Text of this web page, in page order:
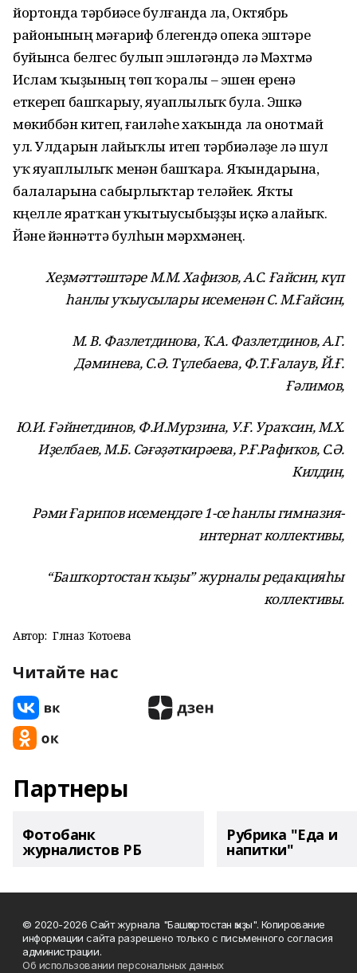
йортонда тәрбиәсе булғанда ла, Октябрь
районының мәғариф бүлегендә опека эштәре
буйынса белгес булып эшләгәндә лә Мәхтүмә
Ислам ҡыҙының төп ҡоралы – эшен еренә
еткереп башҡарыу, яуаплылыҡ була. Эшкә
мөкиббән китеп, ғаиләһе хаҡында ла онотмай
ул. Улдарын лайыҡлы итеп тәрбиәләүҙе лә шул
уҡ яуаплылыҡ менән башҡара. Яҡындарына,
балаларына сабырлыҡтар теләйек. Яҡты
күңелле яратҡан уҡытыусыбыҙҙы иҫкә алайыҡ.
Йәне йәннәттә булһын мәрхүмәнең.
Хеҙмәттәштәре М.М. Хафизов, А.С. Ғайсин, күп
һанлы уҡыусылары исеменән С. М.Ғайсин,
М. В. Фазлетдинова, Ҡ.А. Фазлетдинов,А.Г.
Дәминева, С.Ә. Түлебаева, Ф.Т.Ғалаув, Й.Ғ.
Ғәлимов,
Ю.И. Ғәйнетдинов, Ф.И.Мурзина, У.Ғ. Ураҡсин, М.Х.
Иҙелбаев,М.Б. Сәғәҙәткирәева, Р.Ғ.Рафиҡов, С.Ә.
Килдин,
Рәми Ғарипов исемендәге 1-се һанлы гимназия-
интернат коллективы,
“Башҡортостан ҡыҙы” журналы редакцияһы
коллективы.
Автор: Гөлназ Ҡотоева
Читайте нас
Партнеры
Фотобанк
журналистов РБ
Рубрика "Еда и
напитки"
© 2020-2026 Сайт журнала "Башҡортостан ҡыҙы". Копирование
информации сайта разрешено только с письменного согласия
администрации.
Об использовании персональных данных